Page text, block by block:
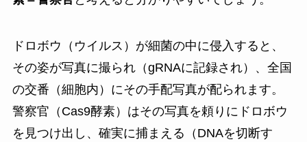
ドロボウ（ウイルス）が細菌の中に侵入すると、
その姿が写真に撮られ（gRNAに記録され）、全国
の交番（細胞内）にその手配写真が配られます。
警察官（Cas9酵素）はその写真を頼りにドロボウ
を見つけ出し、確実に捕まえる（DNAを切断す